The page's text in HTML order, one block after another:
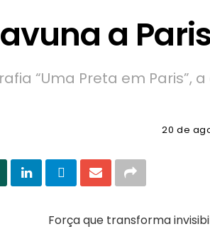
a
“Uma Preta em
20 de
Força que transforma